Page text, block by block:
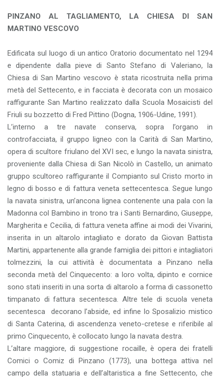
PINZANO AL TAGLIAMENTO, LA CHIESA DI SAN
MARTINO VESCOVO
Edificata sul luogo di un antico Oratorio documentato nel 1294
e dipendente dalla pieve di Santo Stefano di Valeriano, la
Chiesa di San Martino vescovo è stata ricostruita nella prima
metà del Settecento, e in facciata è decorata con un mosaico
raffigurante San Martino realizzato dalla Scuola Mosaicisti del
Friuli su bozzetto di Fred Pittino (Dogna, 1906-Udine, 1991).
L’interno a tre navate conserva, sopra l’organo in
controfacciata, il gruppo ligneo con la Carità di San Martino,
opera di scultore friulano del XVI sec, e lungo la navata sinistra,
proveniente dalla Chiesa di San Nicolò in Castello, un animato
gruppo scultoreo raffigurante il Compianto sul Cristo morto in
legno di bosso e di fattura veneta settecentesca. Segue lungo
la navata sinistra, un’ancona lignea contenente una pala con la
Madonna col Bambino in trono tra i Santi Bernardino, Giuseppe,
Margherita e Cecilia, di fattura veneta affine ai modi dei Vivarini,
inserita in un altarolo intagliato e dorato da Giovan Battista
Martini, appartenente alla grande famiglia dei pittori e intagliatori
tolmezzini, la cui attività è documentata a Pinzano nella
seconda metà del Cinquecento: a loro volta, dipinto e cornice
sono stati inseriti in una sorta di altarolo a forma di cassonetto
timpanato di fattura secentesca. Altre tele di scuola veneta
secentesca decorano l’abside, ed infine lo Sposalizio mistico
di Santa Caterina, di ascendenza veneto-cretese e riferibile al
primo Cinquecento, è collocato lungo la navata destra.
L’altare maggiore, di suggestione rocaille, è opera dei fratelli
Comici o Comiz di Pinzano (1773), una bottega attiva nel
campo della statuaria e dell’altaristica a fine Settecento, che